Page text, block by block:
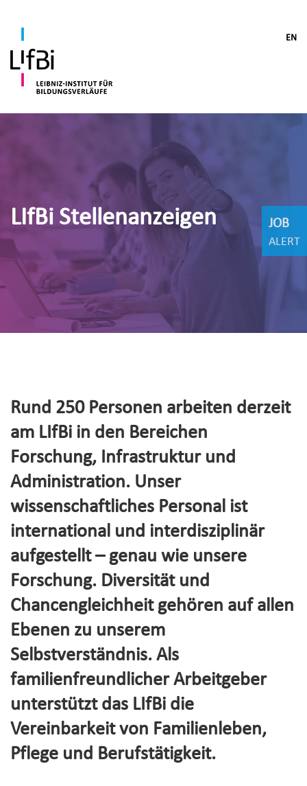
EN
LIfBi Stellenanzeigen
Rund 250 Personen arbeiten derzeit
am LIfBi in den Bereichen
Forschung, Infrastruktur und
Administration. Unser
wissenschaftliches Personal ist
international und interdisziplinär
aufgestellt – genau wie unsere
Forschung. Diversität und
Chancengleichheit gehören auf allen
Ebenen zu unserem
Selbstverständnis. Als
familienfreundlicher Arbeitgeber
unterstützt das LIfBi die
Vereinbarkeit von Familienleben,
Pflege und Berufstätigkeit.
JOB
ALERT